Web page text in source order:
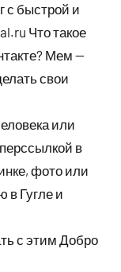
с быстрой и
Что такое
Мем —
свои
или
в
фото или
в Гугле и
с этим Добро